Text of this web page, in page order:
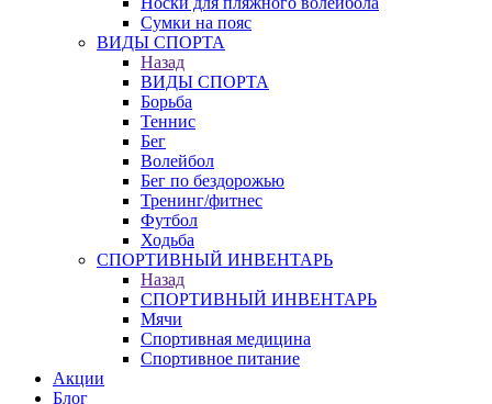
Сумки на пояс
ВИДЫ СПОРТА
Назад
ВИДЫ СПОРТА
Борьба
Теннис
Бег
Волейбол
Бег по бездорожью
Тренинг/фитнес
Футбол
Ходьба
СПОРТИВНЫЙ ИНВЕНТАРЬ
Назад
СПОРТИВНЫЙ ИНВЕНТАРЬ
Мячи
Спортивная медицина
Спортивное питание
Акции
Блог